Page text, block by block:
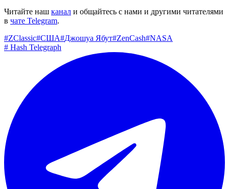
Читайте наш канал и общайтесь с нами и другими читателями
в чате Telegram.
#ZСlassic#США#Джошуа Ябут#ZenCash#NASA
# Hash Telegraph